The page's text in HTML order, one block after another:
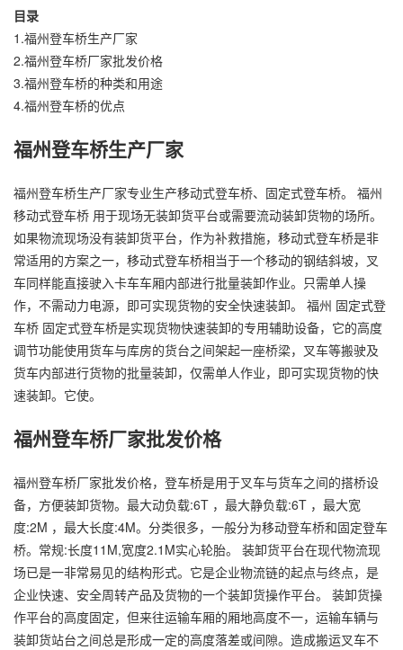
目录
1.福州登车桥生产厂家
2.福州登车桥厂家批发价格
3.福州登车桥的种类和用途
4.福州登车桥的优点
福州登车桥生产厂家
福州登车桥生产厂家专业生产移动式登车桥、固定式登车桥。 福州
移动式登车桥 用于现场无装卸货平台或需要流动装卸货物的场所。
如果物流现场没有装卸货平台，作为补救措施，移动式登车桥是非
常适用的方案之一，移动式登车桥相当于一个移动的钢结斜坡，叉
车同样能直接驶入卡车车厢内部进行批量装卸作业。只需单人操
作，不需动力电源，即可实现货物的安全快速装卸。 福州 固定式登
车桥 固定式登车桥是实现货物快速装卸的专用辅助设备，它的高度
调节功能使用货车与库房的货台之间架起一座桥梁，叉车等搬驶及
货车内部进行货物的批量装卸，仅需单人作业，即可实现货物的快
速装卸。它使。
福州登车桥厂家批发价格
福州登车桥厂家批发价格，登车桥是用于叉车与货车之间的搭桥设
备，方便装卸货物。最大动负载:6T ，最大静负载:6T ，最大宽
度:2M ，最大长度:4M。分类很多，一般分为移动登车桥和固定登车
桥。常规:长度11M,宽度2.1M实心轮胎。 装卸货平台在现代物流现
场已是一非常易见的结构形式。它是企业物流链的起点与终点，是
企业快速、安全周转产品及货物的一个装卸货操作平台。 装卸货操
作平台的高度固定，但来往运输车厢的厢地高度不一，运输车辆与
装卸货站台之间总是形成一定的高度落差或间隙。造成搬运叉车不